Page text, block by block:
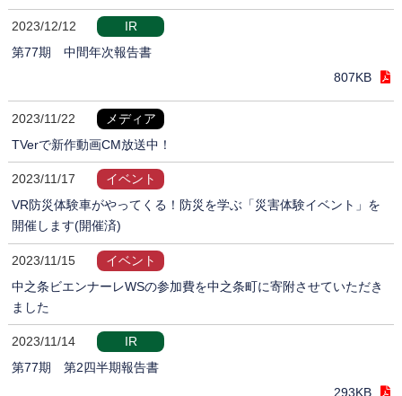
2023/12/12
IR
第77期 中間年次報告書
807KB
2023/11/22
メディア
TVerで新作動画CM放送中！
2023/11/17
イベント
VR防災体験車がやってくる！防災を学ぶ「災害体験イベント」を
開催します(開催済)
2023/11/15
イベント
中之条ビエンナーレWSの参加費を中之条町に寄附させていただき
ました
2023/11/14
IR
第77期 第2四半期報告書
293KB